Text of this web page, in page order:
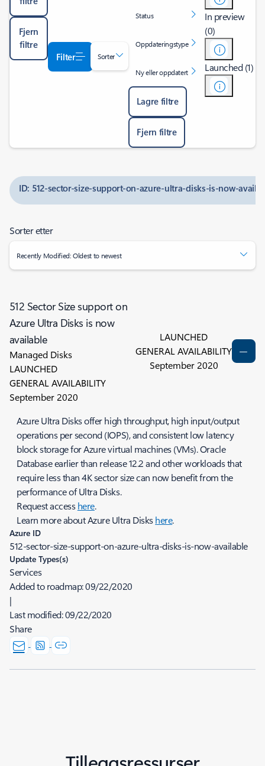
Fjern
filtre
Filter Sorter
Status
Oppdateringstype
Ny eller oppdatert
Lagre filtre
Fjern filtre
In preview
(0)
Launched (1)
ID: 512-sector-size-support-on-azure-ultra-disks-is-now-
Sorter etter
Recently Modified: Oldest to newest
512 Sector Size support on
Azure Ultra Disks is now
available
Managed Disks
LAUNCHED
GENERAL AVAILABILITY
September 2020
LAUNCHED
GENERAL AVAILABILITY
September 2020
Azure Ultra Disks offer high throughput, high input/output
operations per second (IOPS), and consistent low latency
block storage for Azure virtual machines (VMs). Oracle
Database earlier than release 12.2 and other workloads that
require less than 4K sector size can now benefit from the
performance of Ultra Disks.
Request accesshere.
Learn more about Azure Ultra Diskshere.
Azure ID
512-sector-size-support-on-azure-ultra-disks-is-now-available
Update Types(s)
Services
Added to roadmap:09/22/2020
|
Last modified:09/22/2020
Share